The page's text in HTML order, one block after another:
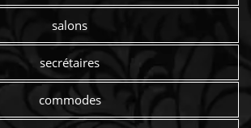
salons
secrétaires
commodes